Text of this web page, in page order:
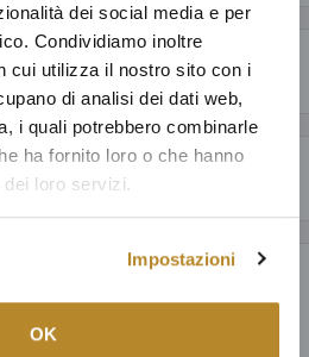
dei social media e per
Condividiamo inoltre
cui utilizza il nostro sito con i
di analisi dei dati web,
i quali potrebbero combinarle
ha fornito loro o che hanno
loro servizi.
Impostazioni
OK
GENERALI
Per garantire un
basse temperature fino a -15 °C. Se
in locali non riscaldati come ad
Mobilmarket
nostro cliente la cura e il servizio